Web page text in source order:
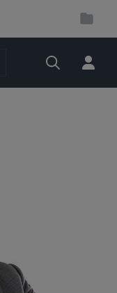
Suche